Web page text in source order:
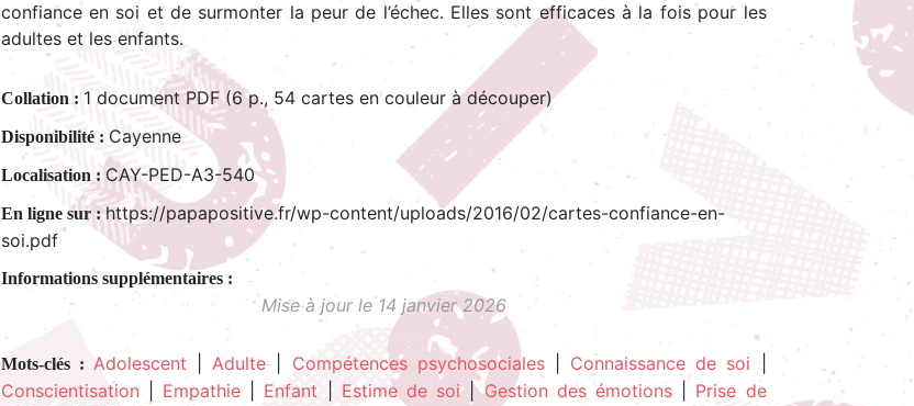
confiance en soi et de surmonter la peur de l’échec. Elles sont efficaces à la fois pour les
adultes et les enfants.
Collation : 1 document PDF (6 p., 54 cartes en couleur à découper)
Disponibilité : Cayenne
Localisation : CAY-PED-A3-540
En ligne sur :https://papapositive.fr/wp-content/uploads/2016/02/cartes-confiance-en-
soi.pdf
Mise à jour le 14 janvier 2026
Mots-clés : Adolescent |Adulte| Compétences psychosociales| Connaissance de soi
Conscientisation
Empathie| Enfant Estime de soi|Gestion des émotions
Prise de